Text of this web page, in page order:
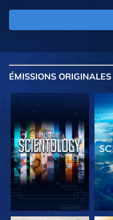
ÉMISSIONS ORIGINALES